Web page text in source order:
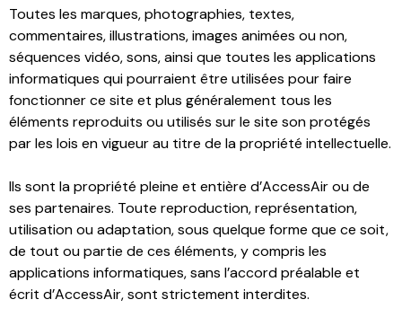
Toutes les marques, photographies, textes,
commentaires, illustrations, images animées ou non,
séquences vidéo, sons, ainsi que toutes les applications
informatiques qui pourraient être utilisées pour faire
fonctionner ce site et plus généralement tous les
éléments reproduits ou utilisés sur le site son protégés
par les lois en vigueur au titre de la propriété intellectuelle.
Ils sont la propriété pleine et entière d’AccessAir ou de
ses partenaires. Toute reproduction, représentation,
utilisation ou adaptation, sous quelque forme que ce soit,
de tout ou partie de ces éléments, y compris les
applications informatiques, sans l’accord préalable et
écrit d’AccessAir, sont strictement interdites.